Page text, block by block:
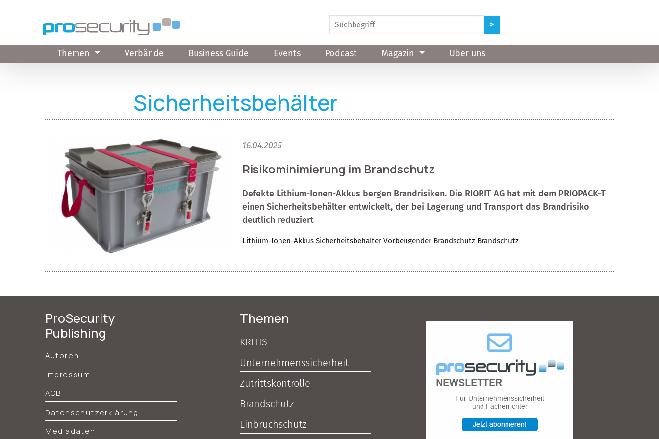
Themen Verbände Business Guide Events Podcast Magazin Über uns
Sicherheitsbehälter
16.04.2025
Risikominimierung im Brandschutz
Defekte Lithium-Ionen-Akkus bergen Brandrisiken. Die RIORIT AG hat mit dem PRIOPACK-T
einen Sicherheitsbehälter entwickelt, der bei Lagerung und Transport das Brandrisiko
deutlich reduziert
Lithium-Ionen-Akkus Sicherheitsbehälter Vorbeugender Brandschutz Brandschutz
ProSecurity
Publishing
Autoren
Impressum
AGB
Datenschutzerklärung
Mediadaten
Themen
KRITIS
Unternehmenssicherheit
Zutrittskontrolle
Brandschutz
Einbruchschutz